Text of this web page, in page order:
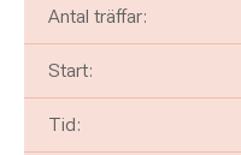
Antal träffar:
Start:
Tid: